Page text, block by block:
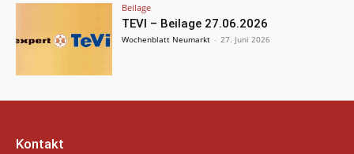
Beilage
TEVI – Beilage 27.06.2026
Wochenblatt Neumarkt - 27. Juni 2026
Kontakt